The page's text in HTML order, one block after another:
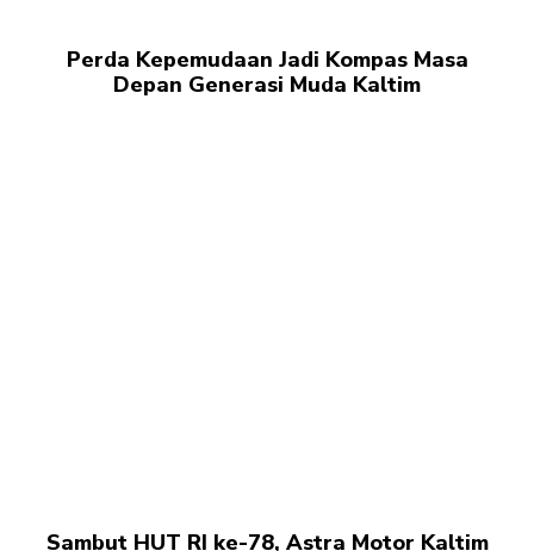
Perda Kepemudaan Jadi Kompas Masa
Depan Generasi Muda Kaltim
Sambut HUT RI ke-78, Astra Motor Kaltim